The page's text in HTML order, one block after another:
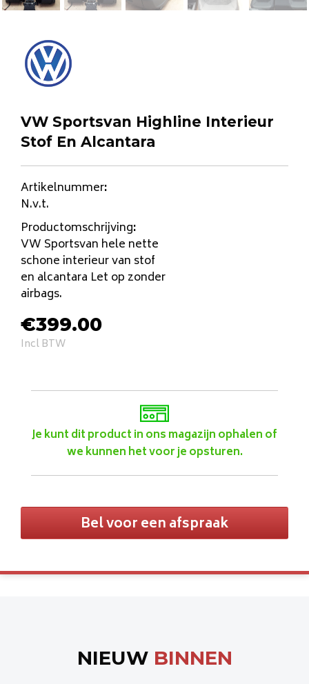
VW Sportsvan Highline Interieur
Stof En Alcantara
Artikelnummer:
N.v.t.
Productomschrijving:
VW Sportsvan hele nette
schone interieur van stof
en alcantara Let op zonder
airbags.
€399.00
Incl BTW
Je kunt dit product in ons magazijn ophalen of
we kunnen het voor je opsturen.
Bel voor een afspraak
NIEUW BINNEN